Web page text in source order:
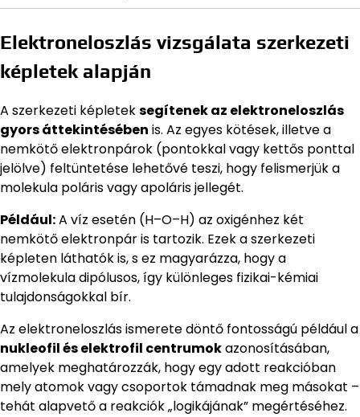
Elektroneloszlás vizsgálata szerkezeti
képletek alapján
A szerkezeti képleteksegítenek az elektroneloszlás
gyors áttekintésében is. Az egyes kötések, illetve a
nemkötő elektronpárok (pontokkal vagy kettős ponttal
jelölve) feltüntetése lehetővé teszi, hogy felismerjük a
molekula poláris vagy apoláris jellegét.
Például:A víz esetén (H–O–H) az oxigénhez két
nemkötő elektronpár is tartozik. Ezek a szerkezeti
képleten láthatók is, s ez magyarázza, hogy a
vízmolekula dipólusos, így különleges fizikai-kémiai
tulajdonságokkal bír.
Az elektroneloszlás ismerete döntő fontosságú például a
nukleofil és elektrofil centrumokazonosításában,
amelyek meghatározzák, hogy egy adott reakcióban
mely atomok vagy csoportok támadnak meg másokat –
tehát alapvető a reakciók „logikájának” megértéséhez.